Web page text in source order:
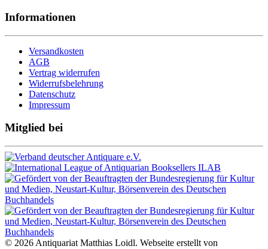
Informationen
Versandkosten
AGB
Vertrag widerrufen
Widerrufsbelehrung
Datenschutz
Impressum
Mitglied bei
© 2026 Antiquariat Matthias Loidl. Webseite erstellt von